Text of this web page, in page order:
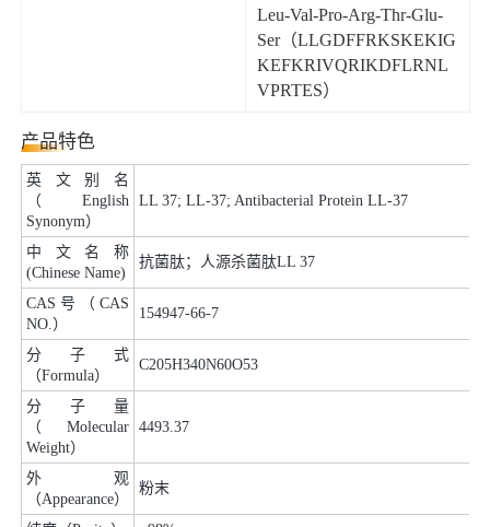
Leu-Val-Pro-Arg-Thr-Glu-
Ser（LLGDFFRKSKEKIG
KEFKRIVQRIKDFLRNL
VPRTES）
产品特色
英文别名
（English
Synonym）
LL 37; LL-37; Antibacterial Protein LL-37
中文名称
(Chinese Name)
抗菌肽；人源杀菌肽LL 37
CAS号（CAS
NO.）
154947-66-7
分子式
（Formula）
C205H340N60O53
分子量
（Molecular
Weight）
4493.37
外观
（Appearance）
粉末